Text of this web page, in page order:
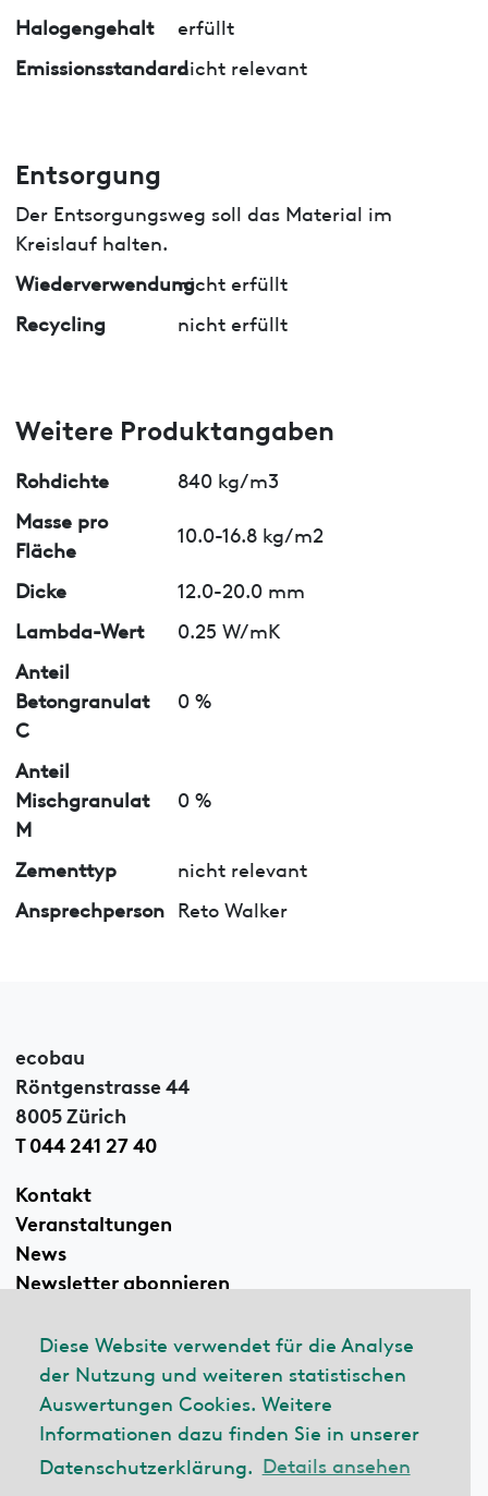
Diese Website verwendet für die Analyse
der Nutzung und weiteren statistischen
Auswertungen Cookies. Weitere
Informationen dazu finden Sie in unserer
Datenschutzerklärung. Details ansehen
Halogengehalt
erfüllt
Emissionsstandardnicht relevant
Entsorgung
Der Entsorgungsweg soll das Material im
Kreislauf halten.
Wiederverwendungnicht erfüllt
Recycling
nicht erfüllt
Weitere Produktangaben
Rohdichte
840 kg/m3
Masse pro
Fläche
10.0-16.8 kg/m2
Dicke
12.0-20.0 mm
Lambda-Wert
0.25 W/mK
Anteil
Betongranulat
C
0 %
Anteil
Mischgranulat
M
0 %
Zementtyp
nicht relevant
Ansprechperson Reto Walker
ecobau
Röntgenstrasse 44
8005 Zürich
T 044 241 27 40
Kontakt
Veranstaltungen
News
Newsletter abonnieren
Linkedin
© 2026 ecobau